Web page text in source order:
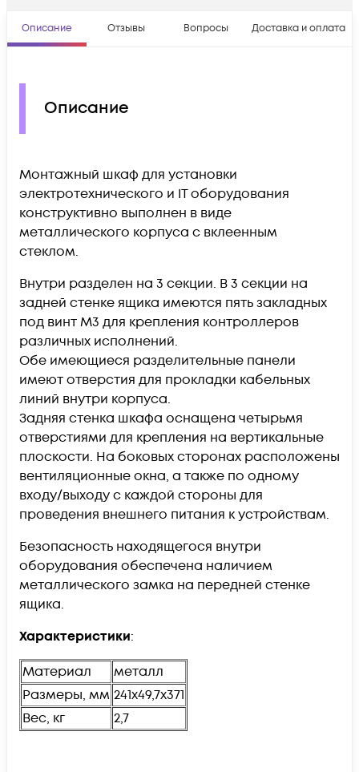
Описание Отзывы Вопросы Доставка и оплата
Описание
Монтажный шкаф для установки
электротехнического и IT оборудования
конструктивно выполнен в виде
металлического корпуса с вклеенным
стеклом.
Внутри разделен на 3 секции. В 3 секции на
задней стенке ящика имеются пять закладных
под винт М3 для крепления контроллеров
различных исполнений.
Обе имеющиеся разделительные панели
имеют отверстия для прокладки кабельных
линий внутри корпуса.
Задняя стенка шкафа оснащена четырьмя
отверстиями для крепления на вертикальные
плоскости. На боковых сторонах расположены
вентиляционные окна, а также по одному
входу/выходу с каждой стороны для
проведения внешнего питания к устройствам.
Безопасность находящегося внутри
оборудования обеспечена наличием
металлического замка на передней стенке
ящика.
Характеристики:
Материал
металл
Размеры, мм 241х49,7х371
Вес, кг
2,7